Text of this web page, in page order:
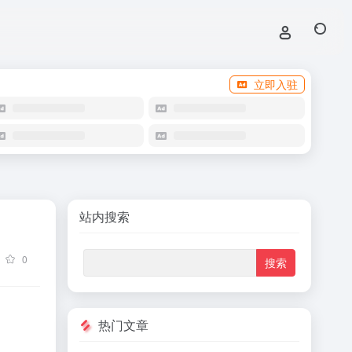
立即入驻
0
站内搜索
热门文章